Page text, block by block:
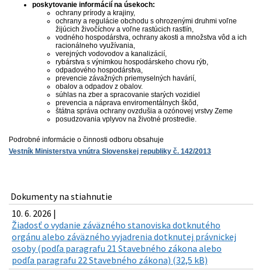
poskytovanie informácií na úsekoch:
ochrany prírody a krajiny,
ochrany a regulácie obchodu s ohrozenými druhmi voľne
žijúcich živočíchov a voľne rastúcich rastlín,
vodného hospodárstva, ochrany akosti a množstva vôd a ich
racionálneho využívania,
verejných vodovodov a kanalizácií,
rybárstva s výnimkou hospodárskeho chovu rýb,
odpadového hospodárstva,
prevencie závažných priemyselných havárií,
obalov a odpadov z obalov.
súhlas na zber a spracovanie starých vozidiel
prevencia a náprava enviromentálnych škôd,
štátna správa ochrany ovzdušia a ozónovej vrstvy Zeme
posudzovania vplyvov na životné prostredie.
Podrobné informácie o činnosti odboru obsahuje
Vestník Ministerstva vnútra Slovenskej republiky č. 142/2013
Dokumenty na stiahnutie
10. 6. 2026 |
Žiadosť o vydanie záväzného stanoviska dotknutého
orgánu alebo záväzného vyjadrenia dotknutej právnickej
osoby (podľa paragrafu 21 Stavebného zákona alebo
podľa paragrafu 22 Stavebného zákona) (32,5 kB)